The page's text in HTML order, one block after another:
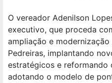
O vereador Adenilson
executivo, que proceda
ampliação e
Pedreiras, implantando
estratégicos e reformando
adotando o modelo de